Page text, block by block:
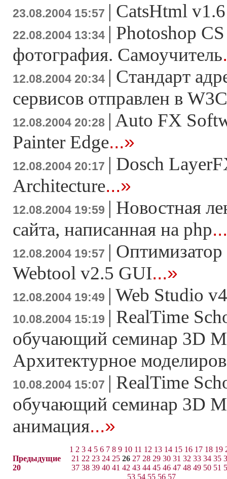
23.08.2004 15:57 | CatsHtml
22.08.2004 13:34 | Photoshop
фотография. Самоучитель
12.08.2004 20:34 | Стандарт
сервисов отправлен в W3C
12.08.2004 20:28 | Auto FX
Painter Edge...»
12.08.2004 20:17 | Dosch
Architecture...»
12.08.2004 19:59 | Новостная
сайта, написанная на php
12.08.2004 19:57 |
Webtool v2.5 GUI...»
12.08.2004 19:49 | Web Studio
10.08.2004 15:19 | RealTime
обучающий семинар 3D
Архитектурное
10.08.2004 15:07 | RealTime
обучающий семинар 3D
анимация...»
Предыдущие
20
1 2 3 4 5 6 7 8 9 10 11 12 13 14 15 16 17 18 19
21 22 23 24 25 26 27 28 29 30 31 32 33 34 35
37 38 39 40 41 42 43 44 45 46 47 48 49 50 51
53 54 55 56 57